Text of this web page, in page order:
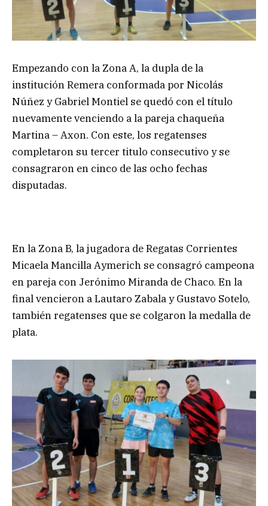
Empezando con la Zona A, la dupla de la
institución Remera conformada por Nicolás
Núñez y Gabriel Montiel se quedó con el título
nuevamente venciendo a la pareja chaqueña
Martina – Axon. Con este, los regatenses
completaron su tercer titulo consecutivo y se
consagraron en cinco de las ocho fechas
disputadas.
En la Zona B, la jugadora de Regatas Corrientes
Micaela Mancilla Aymerich se consagró campeona
en pareja con Jerónimo Miranda de Chaco. En la
final vencieron a Lautaro Zabala y Gustavo Sotelo,
también regatenses que se colgaron la medalla de
plata.